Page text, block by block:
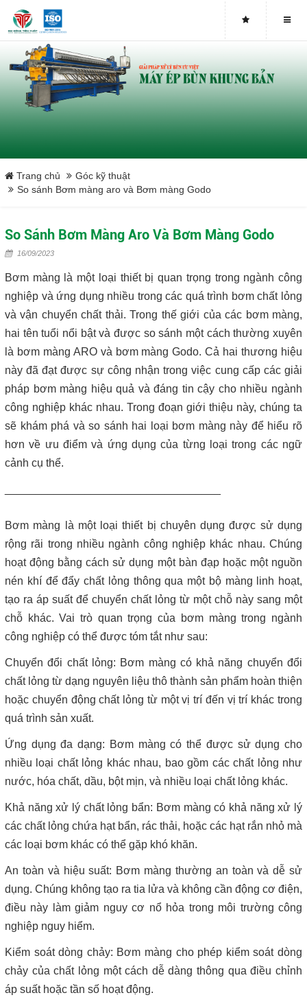
Buy genuine sludge press machines
Belt Press
Screw Press
Máy sấy bùn
Tại sao nên mua máy ép bùn trục vít
Lược rác đầu nguồn
Máy lược rác thô – giải pháp loại bỏ rác hiệu quả trong hệ thống
xử lý nước thải
Giá máy ép bùn 2026 – Báo giá chi tiết theo từng dòng máy và
công suất
Bơm màng ARO 1 inch thân nhựa | Hàng sẵn kho – Giá tốt
Bán bộ nguồn thủy lực chính hãng, giá rẻ
Trang chủ
Góc kỹ thuật
So sánh Bơm màng aro và Bơm màng Godo
So Sánh Bơm Màng Aro Và Bơm Màng Godo
16/09/2023
Bơm màng là một loại thiết bị quan trọng trong ngành công
nghiệp và ứng dụng nhiều trong các quá trình bơm chất lỏng
và vận chuyển chất thải. Trong thế giới của các bơm màng,
hai tên tuổi nổi bật và được so sánh một cách thường xuyên
là bơm màng ARO và bơm màng Godo. Cả hai thương hiệu
này đã đạt được sự công nhận trong việc cung cấp các giải
pháp bơm màng hiệu quả và đáng tin cậy cho nhiều ngành
công nghiệp khác nhau. Trong đoạn giới thiệu này, chúng ta
sẽ khám phá và so sánh hai loại bơm màng này để hiểu rõ
hơn về ưu điểm và ứng dụng của từng loại trong các ngữ
cảnh cụ thể.
Bơm màng là một loại thiết bị chuyên dụng được sử dụng
rộng rãi trong nhiều ngành công nghiệp khác nhau. Chúng
hoạt động bằng cách sử dụng một bàn đạp hoặc một nguồn
nén khí để đẩy chất lỏng thông qua một bộ màng linh hoạt,
tạo ra áp suất để chuyển chất lỏng từ một chỗ này sang một
chỗ khác. Vai trò quan trọng của bơm màng trong ngành
công nghiệp có thể được tóm tắt như sau:
Chuyển đổi chất lỏng: Bơm màng có khả năng chuyển đổi
chất lỏng từ dạng nguyên liệu thô thành sản phẩm hoàn thiện
hoặc chuyển động chất lỏng từ một vị trí đến vị trí khác trong
quá trình sản xuất.
Ứng dụng đa dạng: Bơm màng có thể được sử dụng cho
nhiều loại chất lỏng khác nhau, bao gồm các chất lỏng như
nước, hóa chất, dầu, bột mịn, và nhiều loại chất lỏng khác.
Khả năng xử lý chất lỏng bẩn: Bơm màng có khả năng xử lý
các chất lỏng chứa hạt bẩn, rác thải, hoặc các hạt rắn nhỏ mà
các loại bơm khác có thể gặp khó khăn.
An toàn và hiệu suất: Bơm màng thường an toàn và dễ sử
dụng. Chúng không tạo ra tia lửa và không cần động cơ điện,
điều này làm giảm nguy cơ nổ hỏa trong môi trường công
nghiệp nguy hiểm.
Kiểm soát dòng chảy: Bơm màng cho phép kiểm soát dòng
chảy của chất lỏng một cách dễ dàng thông qua điều chỉnh
áp suất hoặc tần số hoạt động.